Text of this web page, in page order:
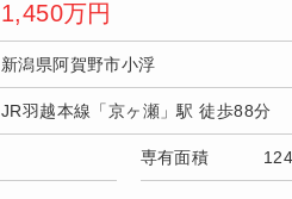
1,450万円
新潟県阿賀野市小浮
JR羽越本線「京ヶ瀬」駅 徒歩88分
専有面積